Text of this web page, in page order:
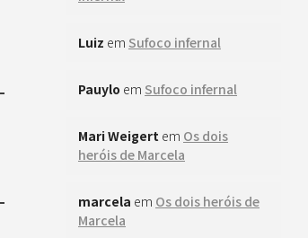
Luiz em Sufoco infernal
Pauylo em Sufoco infernal
Mari Weigert em Os dois
heróis de Marcela
marcela em Os dois heróis de
Marcela